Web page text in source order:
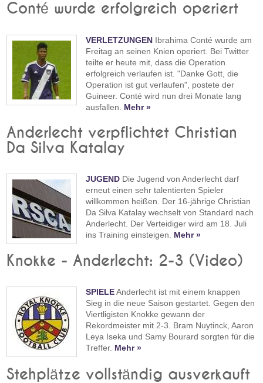
Conté wurde erfolgreich operiert
VERLETZUNGEN Ibrahima Conté wurde am
Freitag an seinen Knien operiert. Bei Twitter
teilte er heute mit, dass die Operation
erfolgreich verlaufen ist. "Danke Gott, die
Operation ist gut verlaufen", postete der
Guineer. Conté wird nun drei Monate lang
ausfallen. Mehr »
Anderlecht verpflichtet Christian
Da Silva Katalay
JUGEND Die Jugend von Anderlecht darf
erneut einen sehr talentierten Spieler
willkommen heißen. Der 16-jährige Christian
Da Silva Katalay wechselt von Standard nach
Anderlecht. Der Verteidiger wird am 18. Juli
ins Training einsteigen. Mehr »
Knokke - Anderlecht: 2-3 (Video)
SPIELEAnderlecht ist mit einem knappen
Sieg in die neue Saison gestartet. Gegen den
Viertligisten Knokke gewann der
Rekordmeister mit 2-3. Bram Nuytinck, Aaron
Leya Iseka und Samy Bourard sorgten für die
Treffer. Mehr »
Stehplätze vollständig ausverkauft